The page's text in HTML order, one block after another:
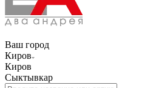
Ваш город
Киров
Киров
Сыктывкар